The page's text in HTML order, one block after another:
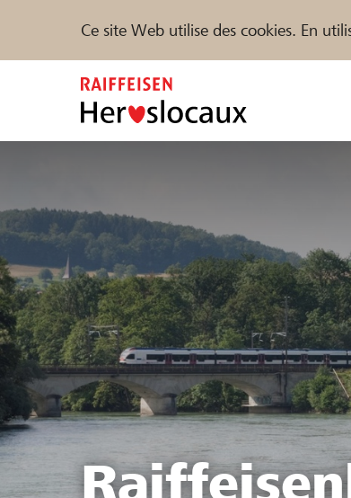
Ce site Web utilise des cookies. En
Trouvez des projets et des
DE FR IT